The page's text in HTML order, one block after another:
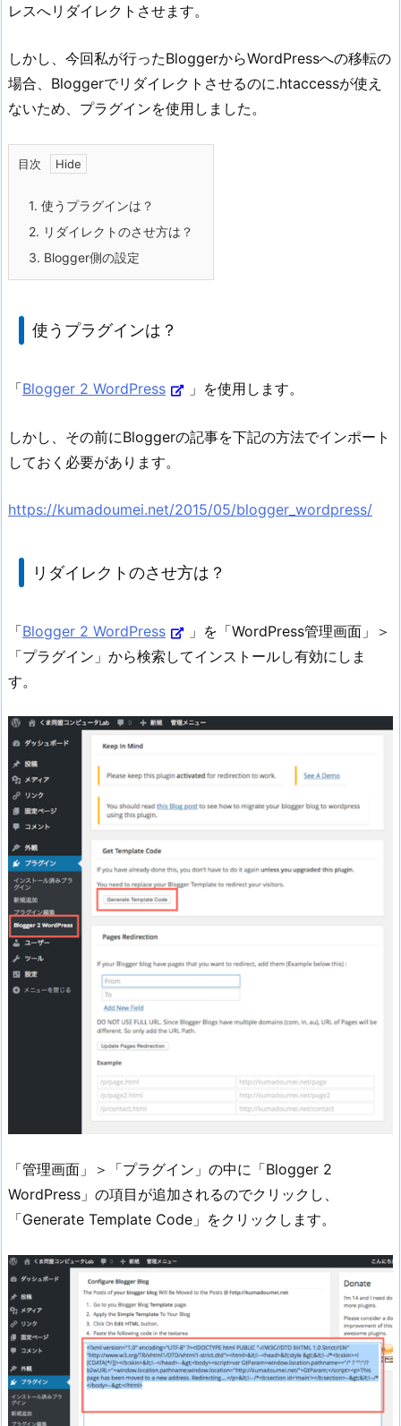
レスへリダイレクトさせます。
しかし、今回私が行ったBloggerからWordPressへの移転の
場合、Bloggerでリダイレクトさせるのに.htaccessが使え
ないため、プラグインを使用しました。
目次
1. 使うプラグインは？
2. リダイレクトのさせ方は？
3. Blogger側の設定
使うプラグインは？
「Blogger 2 WordPress 」を使用します。
しかし、その前にBloggerの記事を下記の方法でインポート
しておく必要があります。
https://kumadoumei.net/2015/05/blogger_wordpress/
リダイレクトのさせ方は？
「Blogger 2 WordPress
」を「WordPress管理画面」＞
「プラグイン」から検索してインストールし有効にしま
す。
「管理画面」＞「プラグイン」の中に「Blogger 2
WordPress」の項目が追加されるのでクリックし、
「Generate Template Code」をクリックします。